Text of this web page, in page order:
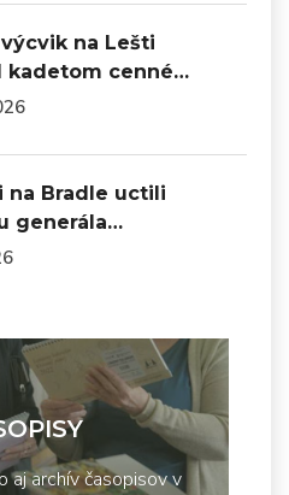
na Lešti
kadetom cenné…
na Bradle uctili
generála…
aj archív časopisov v